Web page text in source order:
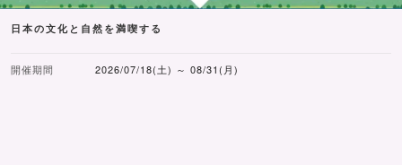
日本の文化と自然を満喫する
開催期間 2026/07/18(土) ～ 08/31(月)